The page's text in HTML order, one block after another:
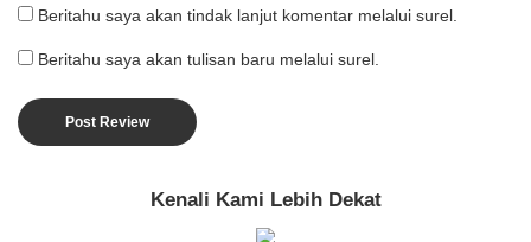
Beritahu saya akan tindak lanjut komentar melalui surel.
Beritahu saya akan tulisan baru melalui surel.
Kenali Kami Lebih Dekat